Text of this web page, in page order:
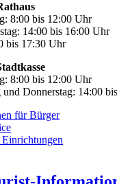
8:00 bis 12:00 Uhr
14:00 bis 16:00 Uhr
bis 17:30 Uhr
8:00 bis 12:00 Uhr
Donnerstag: 14:00
für Bürger